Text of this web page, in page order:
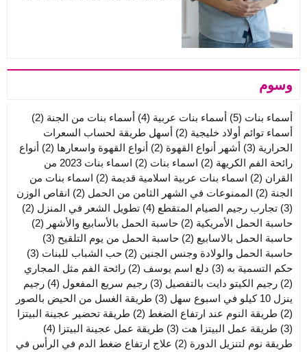
وسوم
أسماء بنات (5) أسماء بنات عربية (4) أسماء بنات من الجنة (2)
أسماء توائم أولاد خليجية (2)
أسهل طريقة لحساب السعرات
الحرارية (3) أشهر أنواع القهوة (2) أنواع القهوة واسعارها (2)
أنواع
رائحة الفم الكريهة (2) اسماء بنات (2)
اسماء بنات 2023 من
القران (2) اسماء بنات عربية اسلامية قديمة (2)
اسماء بنات من
الجنة (2) الممنوعات في الشهر الثامن من الحمل (2)
انقاص الوزن
(3)
تجارب رجيم الصيام المتقطع (4) تطويل الشعر في المنزل (2)
حاسبة الحمل الأمريكية (2) حاسبة الحمل بالأسابيع والأشهر (2)
حاسبة الحمل بالاسابيع (2) حاسبة الحمل من يوم التلقيح (3)
حاسبة الحمل والولادة وجنس الجنين (2) حب الشباب للبنات (3)
حكم التسمية به (3) دلع اسم يوسف (2)
رائحة الفم مثل المجاري
(2)
رجيم الكيتو دايت بالتفصيل (3) رجيم سريع المفعول (4)
رجيم
ينزل 10 كيلو في اسبوع سهل
(3)
طريقة الغسل من الحيض بالصور
(2)
طريقة النوم عند ارتفاع الضغط (2)
طريقة تحضير عجينة البيتزا
(3)
طريقة عمل البيتزا هت (3) طريقة عمل عجينة البيتزا (4)
طريقة نوم لتنزيل الدورة (2) علاج ارتفاع ضغط الدم في الرأس في